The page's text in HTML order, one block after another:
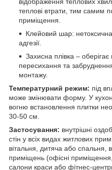
відображення теплових
теплові втрати, тим самим
приміщення.
Клейовий шар:
адгезії.
Захисна плівка –
пересихання та
монтажу.
Температурний режим: під
може змінювати форму. У
вогню встановлення плитки
30-50 см.
Застосування: внутрішні
стін у всіх видах житлових
вітальня, дитяча або спальня,
приміщень (офісні
салони краси або фітнес-